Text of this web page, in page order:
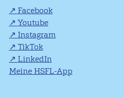
Facebook
Youtube
Instagram
TikTok
LinkedIn
Meine HSFL-App